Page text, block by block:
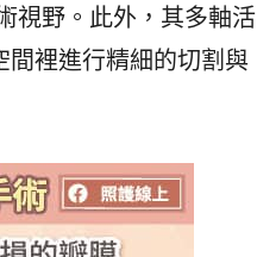
視野。此外，其多軸活
裡進行精細的切割與